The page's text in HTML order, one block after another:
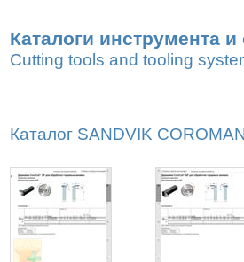
Каталоги инструмента
Cutting tools and tooling
Каталог SANDVIK